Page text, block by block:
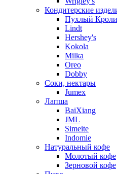
Кондитерские
Пухлый
Lindt
Hershey's
Kokola
Milka
Oreo
Dobby
Соки, нектары
Jumex
Лапша
BaiXiang
JML
Simeite
Indomie
Натуральный кофе
Молотый кофе
Зерновой кофе